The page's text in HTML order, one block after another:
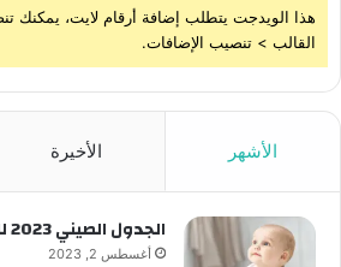
هذا الويدجت يتطلب إضافة أرقام لايت، يمكنك
القالب > تنصيب الإضافات.
الأشهر الأخيرة
الجدول الصيني 2023 للحمل بولد بإذن الله
أغسطس 2, 2023